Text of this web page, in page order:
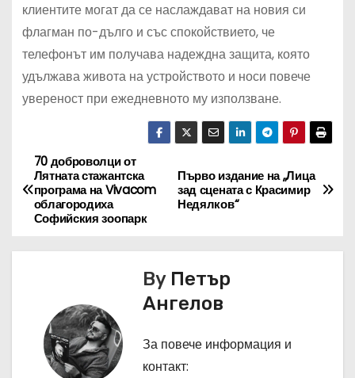
клиентите могат да се наслаждават на новия си
флагман по-дълго и със спокойствието, че
телефонът им получава надеждна защита, която
удължава живота на устройството и носи повече
увереност при ежедневното му използване.
Н
а
Първо издание на „Лица
зад сцената с Красимир
Недялков“
70 доброволци от
Лятната стажантска
програма на Vivacom
облагородиха
Софийския зоопарк
By Петър
Ангелов
За повече информация и
контакт: